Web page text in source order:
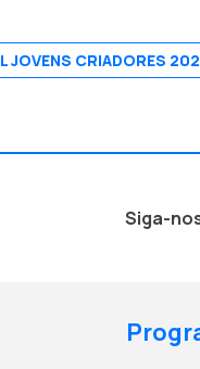
JOVENS CRIADORES
Siga-